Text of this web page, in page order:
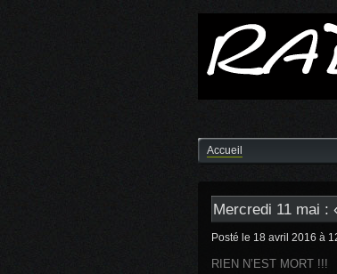
Accueil
Mercredi 11 mai :
Posté le 18 avril 2016 à
RIEN N’EST MORT !!!